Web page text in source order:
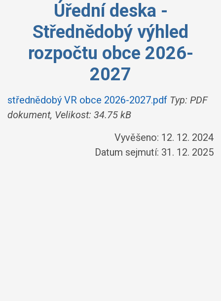
Úřední deska -
Střednědobý výhled
rozpočtu obce 2026-
2027
střednědobý VR obce 2026-2027.pdf Typ: PDF
dokument, Velikost: 34.75 kB
Vyvěšeno: 12. 12. 2024
Datum sejmutí: 31. 12. 2025